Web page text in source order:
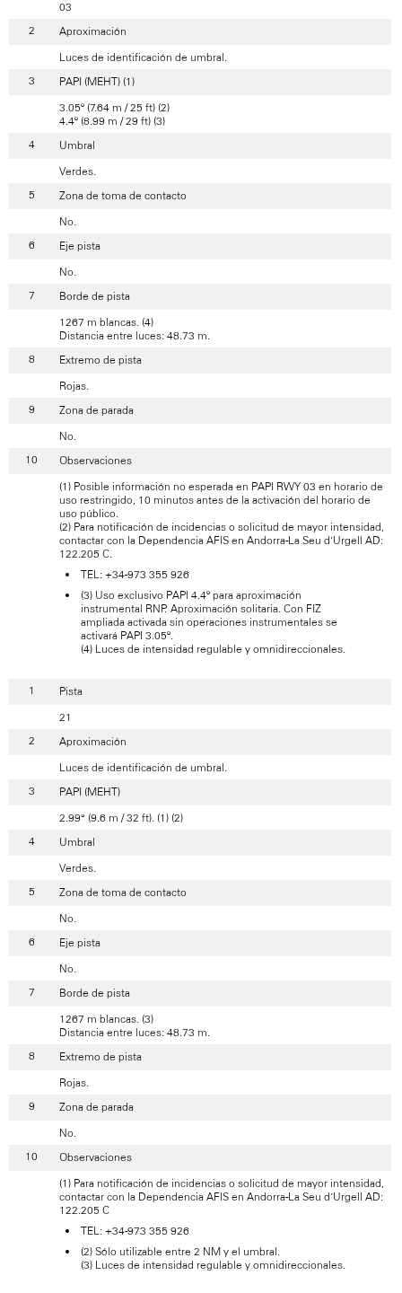
03
Aproximación
Luces de identificación de umbral.
PAPI (MEHT) (1)
3.05º (7.64 m / 25 ft) (2)
4.4º (8.99 m / 29 ft) (3)
Umbral
Verdes.
Zona de toma de contacto
No.
Eje pista
No.
Borde de pista
1267 m blancas. (4)
Distancia entre luces: 48.73 m.
Extremo de pista
Rojas.
Zona de parada
No.
Observaciones
(1) Posible información no esperada en PAPI RWY 03 en horario de
uso restringido, 10 minutos antes de la activación del horario de
uso público.
(2) Para notificación de incidencias o solicitud de mayor intensidad,
contactar con la Dependencia AFIS en Andorra-La Seu d’Urgell AD:
122.205 C.
TEL: +34-973 355 926
(3) Uso exclusivo PAPI 4.4º para aproximación
instrumental RNP. Aproximación solitaria. Con FIZ
ampliada activada sin operaciones instrumentales se
activará PAPI 3.05º.
(4) Luces de intensidad regulable y omnidireccionales.
Pista
21
Aproximación
Luces de identificación de umbral.
PAPI (MEHT)
2.99° (9.6 m / 32 ft). (1) (2)
Umbral
Verdes.
Zona de toma de contacto
No.
Eje pista
No.
Borde de pista
1267 m blancas. (3)
Distancia entre luces: 48.73 m.
Extremo de pista
Rojas.
Zona de parada
No.
Observaciones
(1) Para notificación de incidencias o solicitud de mayor intensidad,
contactar con la Dependencia AFIS en Andorra-La Seu d’Urgell AD:
122.205 C
TEL: +34-973 355 926
(2) Sólo utilizable entre 2 NM y el umbral.
(3) Luces de intensidad regulable y omnidireccionales.